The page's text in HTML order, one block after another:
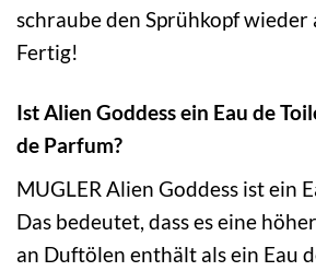
schraube den Sprühkopf wieder
Fertig!
Ist Alien Goddess ein Eau de
de Parfum?
MUGLER Alien Goddess ist ein
Das bedeutet, dass es eine
an Duftölen enthält als ein Eau